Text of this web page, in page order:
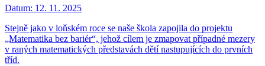
Datum: 12. 11. 2025
Stejně jako v loňském roce se naše škola zapojila do projektu
„Matematika bez bariér“, jehož cílem je zmapovat případné mezery
v raných matematických představách dětí nastupujících do prvních
tříd.